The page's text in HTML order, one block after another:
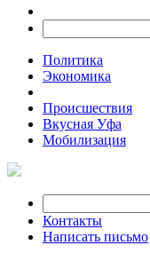
Политика
Экономика
Происшествия
Вкусная Уфа
Мобилизация
Контакты
Написать письмо